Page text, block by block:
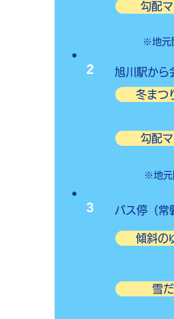
勾配
※地元
2 旭川駅から
冬まつ
勾配
※地元
3 バス停（常
傾斜の
雪